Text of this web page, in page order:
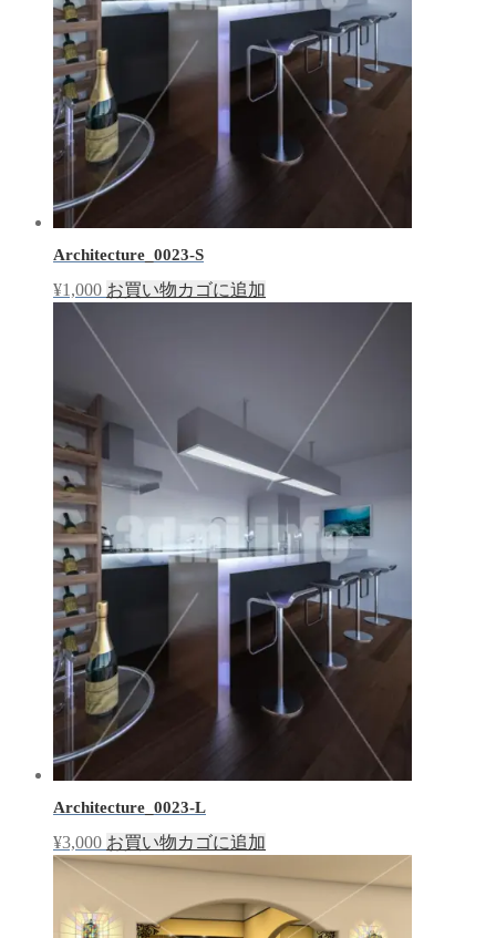
Architecture_0023-S
¥1,000 お買い物カゴに追加
Architecture_0023-L
¥3,000 お買い物カゴに追加